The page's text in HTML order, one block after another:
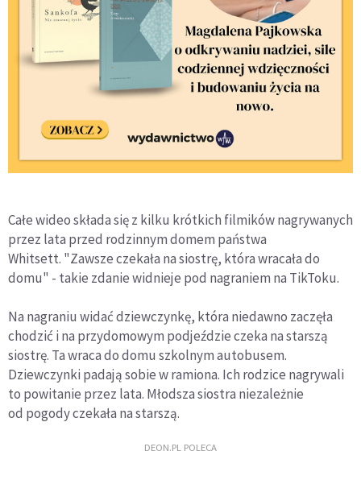
Całe wideo składa się z kilku krótkich filmików nagrywanych
przez lata przed rodzinnym domem państwa
Whitsett. "Zawsze czekała na siostrę, która wracała do
domu" - takie zdanie widnieje pod nagraniem na TikToku.
Na nagraniu widać dziewczynkę, która niedawno zaczęła
chodzić i na przydomowym podjeździe czeka na starszą
siostrę. Ta wraca do domu szkolnym autobusem.
Dziewczynki padają sobie w ramiona. Ich rodzice nagrywali
to powitanie przez lata. Młodsza siostra niezależnie
od pogody czekała na starszą.
DEON.PL POLECA